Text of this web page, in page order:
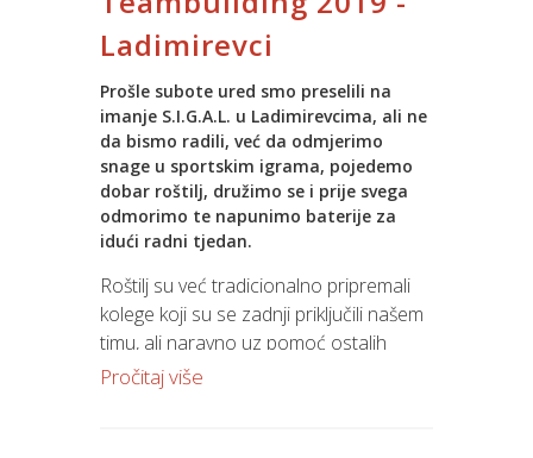
Softwarea za pružanje komunalnih
usluga.
Iz godine u godinu pokazuje se
kontinuirani napredak koji se ogleda u
unaprijeđenju pojedinih dijelova
Sustava.“
Ciljevi unaprijeđenja poslovnih procesa
koje provodimo su inovativnost u radu,
kontinuirano obrazovanje i
usavršavanje te pošten i profesionalan
odnos prema kupcima, dobavljačima,
djelatnicima i okruženju.
Ključni procesi sustava kvalitete
obuhvaćaju razvoj IT rješenja,
Ladimirevci
Prošle subote ured smo preselili na
imanje S.I.G.A.L. u Ladimirevcima, ali ne
da bismo radili, već da odmjerimo
snage u sportskim igrama, pojedemo
dobar roštilj, družimo se i prije svega
odmorimo te napunimo baterije za
idući radni tjedan.
Roštilj su već tradicionalno pripremali
kolege koji su se zadnji priključili našem
timu, ali naravno uz pomoć ostalih
kolega. Nakon ručka natjecali smo se u
Pročitaj više